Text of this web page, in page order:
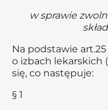
w sprawie
Na podstawie
o izbach lekarskich
się, co następuje:
§ 1